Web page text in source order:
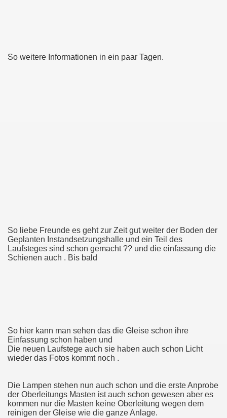
So weitere Informationen in ein paar Tagen.
So liebe Freunde es geht zur Zeit gut weiter der Boden der
Geplanten Instandsetzungshalle und ein Teil des
Laufsteges sind schon gemacht ?? und die einfassung die
Schienen auch . Bis bald
So hier kann man sehen das die Gleise schon ihre
Einfassung schon haben und
Die neuen Laufstege auch sie haben auch schon Licht
wieder das Fotos kommt noch .
Die Lampen stehen nun auch schon und die erste Anprobe
der Oberleitungs Masten ist auch schon gewesen aber es
kommen nur die Masten keine Oberleitung wegen dem
reinigen der Gleise wie die ganze Anlage.